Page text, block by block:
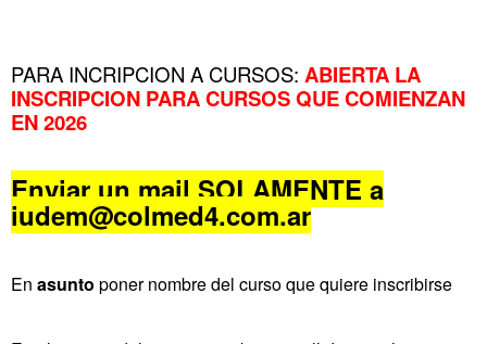
PARA INCRIPCION A CURSOS: ABIERTA LA
INSCRIPCION PARA CURSOS QUE COMIENZAN
EN 2026
Enviar un mail SOLAMENTE a
iudem@colmed4.com.ar
En asunto poner nombre del curso que quiere inscribirse